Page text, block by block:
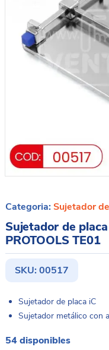
Categoria: Sujetador
Sujetador de
PROTOOLS TE01
SKU: 00517
Sujetador de placa iC
Sujetador metálico con
54 disponibles